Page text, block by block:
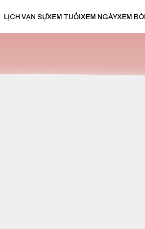
LỊCH VẠN SỰXEM TUỔI XEM NGÀYXEM